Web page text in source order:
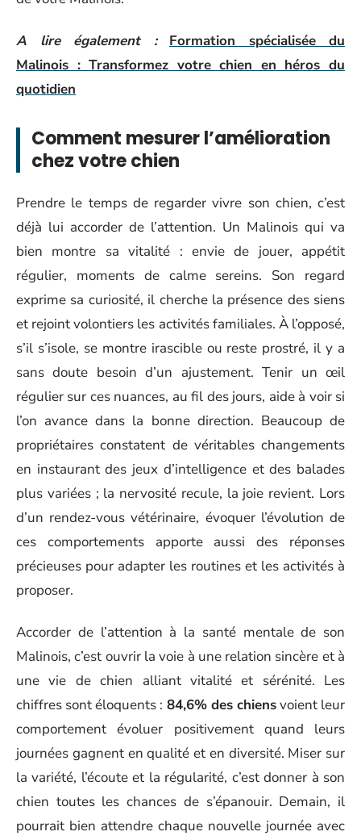
A lire également :
Formation spécialisée du
Malinois : Transformez votre chien en héros du
quotidien
Comment mesurer l’amélioration
chez votre chien
Prendre le temps de regarder vivre son chien, c’est
déjà lui accorder de l’attention. Un Malinois qui va
bien montre sa vitalité : envie de jouer, appétit
régulier, moments de calme sereins. Son regard
exprime sa curiosité, il cherche la présence des siens
et rejoint volontiers les activités familiales. À l’opposé,
s’il s’isole, se montre irascible ou reste prostré, il y a
sans doute besoin d’un ajustement. Tenir un œil
régulier sur ces nuances, au fil des jours, aide à voir si
l’on avance dans la bonne direction. Beaucoup de
propriétaires constatent de véritables changements
en instaurant des jeux d’intelligence et des balades
plus variées ; la nervosité recule, la joie revient. Lors
d’un rendez-vous vétérinaire, évoquer l’évolution de
ces comportements apporte aussi des réponses
précieuses pour adapter les routines et les activités à
proposer.
Accorder de l’attention à la santé mentale de son
Malinois, c’est ouvrir la voie à une relation sincère et à
une vie de chien alliant vitalité et sérénité. Les
chiffres sont éloquents : 84,6% des chiensvoient leur
comportement évoluer positivement quand leurs
journées gagnent en qualité et en diversité. Miser sur
la variété, l’écoute et la régularité, c’est donner à son
chien toutes les chances de s’épanouir. Demain, il
pourrait bien attendre chaque nouvelle journée avec